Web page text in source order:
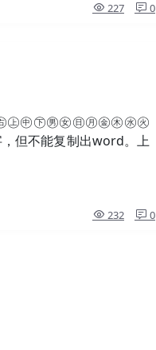
227 0
㊥㊦㊚㊛㊐㊊㊎㊍㊌㊋
但不能复制出word。上
232 0